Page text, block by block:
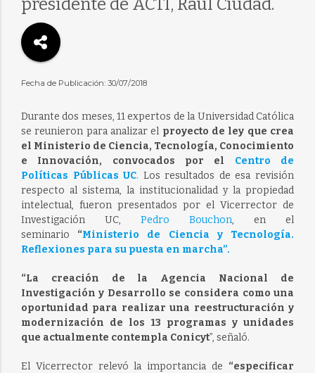
presidente de ACTI, Raúl Ciudad.
Fecha de Publicación: 30/07/2018
Durante dos meses, 11 expertos de la Universidad Católica
se reunieron para analizar el proyecto de ley que crea
el Ministerio de Ciencia, Tecnología, Conocimiento
e Innovación, convocados por el Centro de
Políticas Públicas UC. Los resultados de esa revisión
respecto al sistema, la institucionalidad y la propiedad
intelectual, fueron presentados por el Vicerrector de
Investigación UC, Pedro Bouchon, en el
seminario “Ministerio de Ciencia y Tecnología.
Reflexiones para su puesta en marcha”.
“La creación de la Agencia Nacional de
Investigación y Desarrollo se considera como una
oportunidad para realizar una reestructuración y
modernización de los 13 programas y unidades
que actualmente contempla Conicyt”, señaló.
El Vicerrector relevó la importancia de “especificar